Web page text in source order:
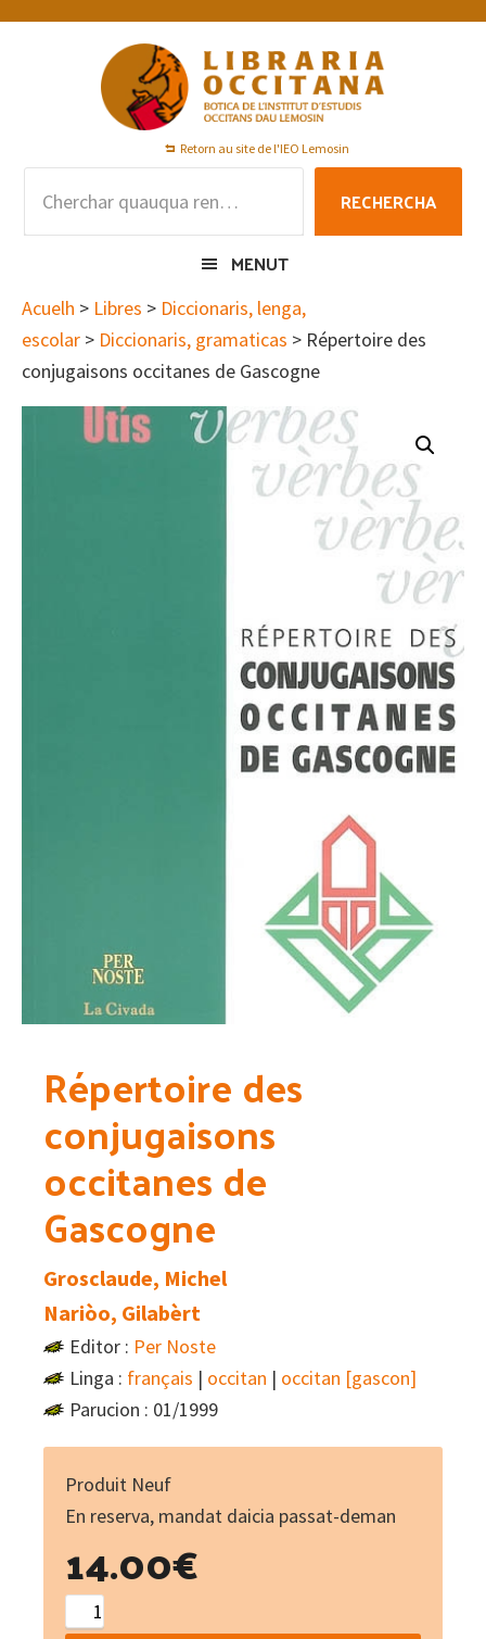
Skip
Skip
Skip
Retorn au site de l'IEO Lemosin
RECHERCHA
MENUT
Acuelh > Libres > Diccionaris, lenga,
escolar > Diccionaris, gramaticas > Répertoire des
conjugaisons occitanes de Gascogne
Répertoire des
conjugaisons
occitanes de
Gascogne
Grosclaude, Michel
Nariòo, Gilabèrt
Editor : Per Noste
Linga : français | occitan | occitan [gascon]
Parucion : 01/1999
Produit Neuf
En reserva, mandat daicia passat-deman
14.00€
Répertoire